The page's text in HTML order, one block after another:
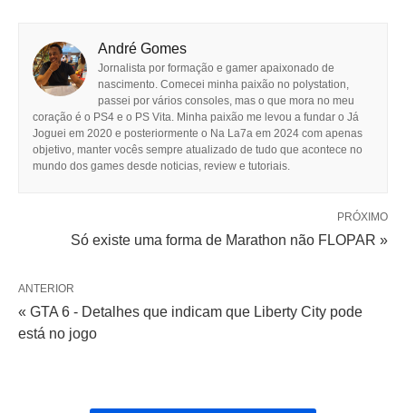
André Gomes
Jornalista por formação e gamer apaixonado de
nascimento. Comecei minha paixão no polystation,
passei por vários consoles, mas o que mora no meu
coração é o PS4 e o PS Vita. Minha paixão me levou a fundar o Já
Joguei em 2020 e posteriormente o Na La7a em 2024 com apenas
objetivo, manter vocês sempre atualizado de tudo que acontece no
mundo dos games desde noticias, review e tutoriais.
PRÓXIMO
Só existe uma forma de Marathon não FLOPAR »
ANTERIOR
« GTA 6 - Detalhes que indicam que Liberty City pode
está no jogo